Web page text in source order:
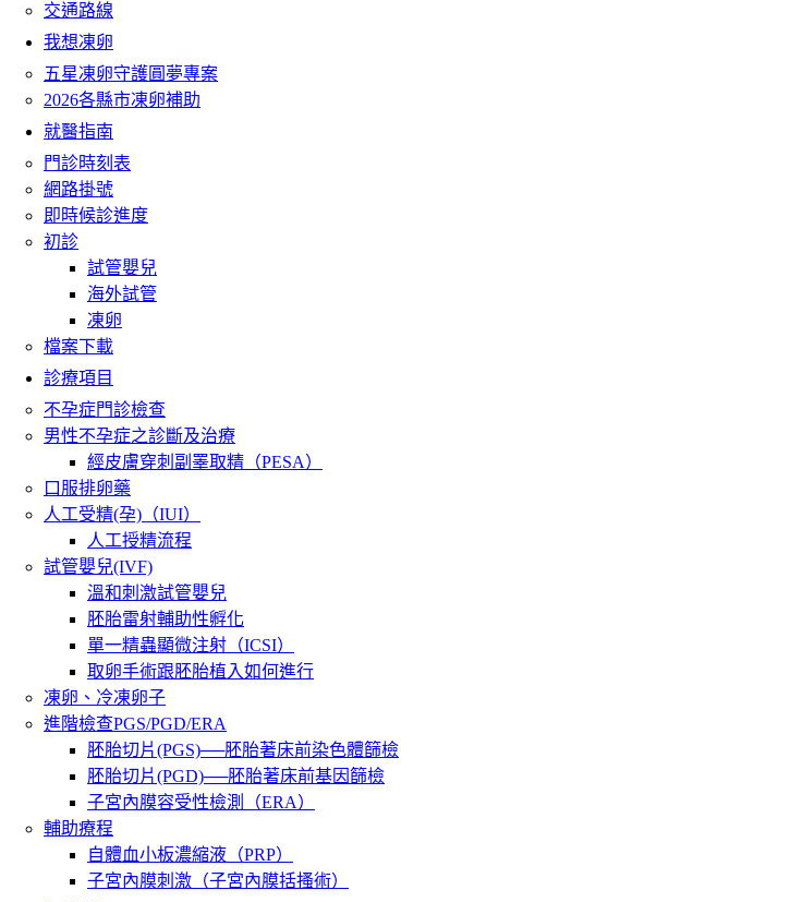
交通路線
我想凍卵
五星凍卵守護圓夢專案
2026各縣市凍卵補助
就醫指南
門診時刻表
網路掛號
即時候診進度
初診
試管嬰兒
海外試管
凍卵
檔案下載
診療項目
不孕症門診檢查
男性不孕症之診斷及治療
經皮膚穿刺副睪取精（PESA）
口服排卵藥
人工受精(孕)（IUI）
人工授精流程
試管嬰兒(IVF)
溫和刺激試管嬰兒
胚胎雷射輔助性孵化
單一精蟲顯微注射（ICSI）
取卵手術跟胚胎植入如何進行
凍卵、冷凍卵子
進階檢查PGS/PGD/ERA
胚胎切片(PGS)──胚胎著床前染色體篩檢
胚胎切片(PGD)──胚胎著床前基因篩檢
子宮內膜容受性檢測（ERA）
輔助療程
自體血小板濃縮液（PRP）
子宮內膜刺激（子宮內膜括搔術）